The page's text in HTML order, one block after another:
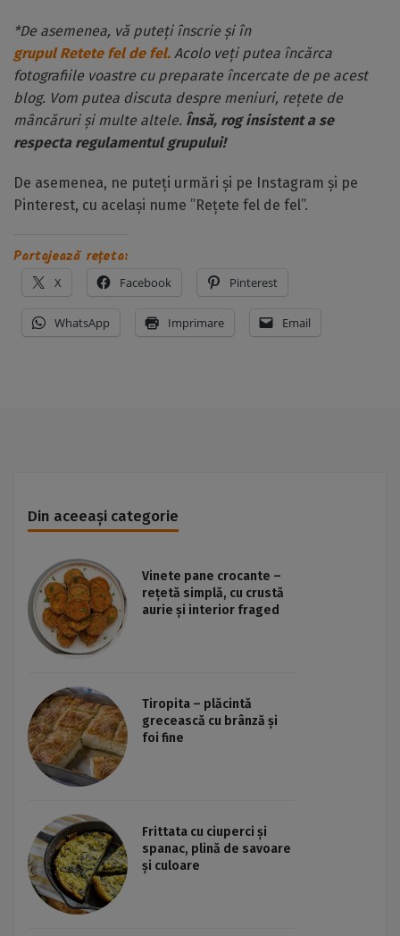
*De asemenea, vă puteți înscrie și în
grupul Retete fel de fel. Acolo veți putea încărca
fotografiile voastre cu preparate încercate de pe acest
blog. Vom putea discuta despre meniuri, rețete de
mâncăruri și multe altele. Însă, rog insistent a se
respecta regulamentul grupului!
De asemenea, ne puteți urmări și pe Instagram și pe
Pinterest, cu același nume ”Rețete fel de fel”.
Partajează rețeta:
X Facebook Pinterest
WhatsApp Imprimare Email
Din aceeași categorie
Vinete pane crocante –
rețetă simplă, cu crustă
aurie și interior fraged
Tiropita – plăcintă
grecească cu brânză și
foi fine
Frittata cu ciuperci și
spanac, plină de savoare
și culoare